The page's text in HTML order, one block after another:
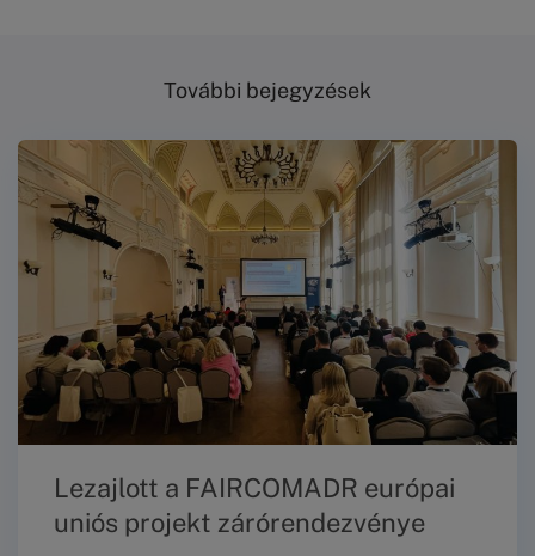
További bejegyzések
Lezajlott a FAIRCOMADR európai
uniós projekt zárórendezvénye